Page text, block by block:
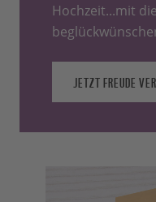
Hochzeit...mit
JETZT FREUDE